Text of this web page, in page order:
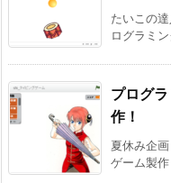
たいこの
ログラミ
プログ
作！
夏休み企
ゲーム製